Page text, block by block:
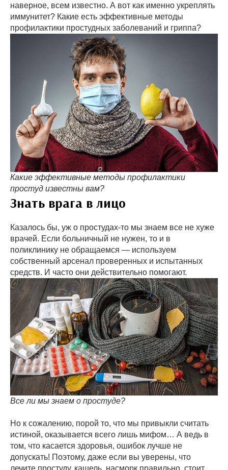
наверное, всем известно. А вот как именно укреплять
иммунитет? Какие есть эффективные методы
профилактики простудных заболеваний и гриппа?
Какие эффективные методы профилактики
простуд известны вам?
Знать врага в лицо
Казалось бы, уж о простудах-то мы знаем все не хуже
врачей. Если больничный не нужен, то и в
поликлинику не обращаемся — используем
собственный арсенал проверенных и испытанных
средств. И часто они действительно помогают.
Все ли мы знаем о простуде?
Но к сожалению, порой то, что мы привыкли считать
истиной, оказывается всего лишь мифом… А ведь в
том, что касается здоровья, ошибок лучше не
допускать! Поэтому, даже если вы уверены, что
лечите простуду, кашель, насморк правильно, стоит